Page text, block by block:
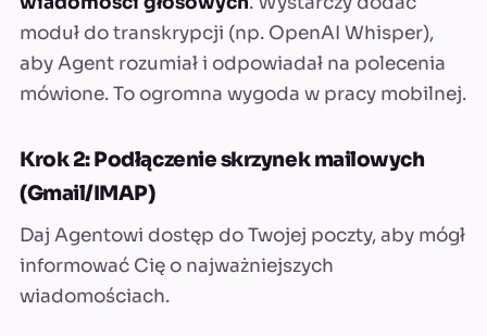
moduł do transkrypcji (np. OpenAI Whisper),
aby Agent rozumiał i odpowiadał na polecenia
mówione. To ogromna wygoda w pracy mobilnej.
Krok 2: Podłączenie skrzynek mailowych
(Gmail/IMAP)
Daj Agentowi dostęp do Twojej poczty, aby mógł
informować Cię o najważniejszych
wiadomościach.